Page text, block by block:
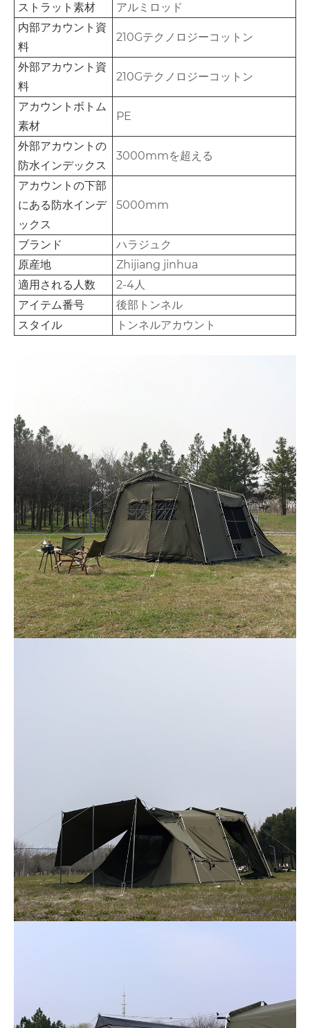
ストラット素材
アルミロッド
内部アカウント資
料
210Gテクノロジーコットン
外部アカウント資
料
210Gテクノロジーコットン
アカウントボトム
素材
PE
外部アカウントの
防水インデックス
3000mmを超える
アカウントの下部
にある防水インデ
ックス
5000mm
ブランド
ハラジュク
原産地
Zhijiang jinhua
適用される人数
2-4人
アイテム番号
後部トンネル
スタイル
トンネルアカウント